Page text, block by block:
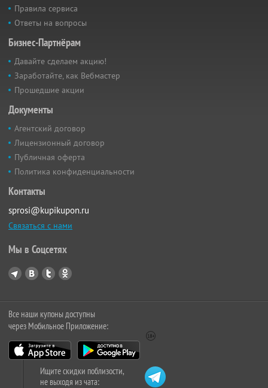
Правила сервиса
Ответы на вопросы
Бизнес-Партнёрам
Давайте сделаем акцию!
Заработайте, как Вебмастер
Прошедшие акции
Документы
Агентский договор
Лицензионный договор
Публичная оферта
Политика конфиденциальности
Контакты
sprosi@kupikupon.ru
Связаться с нами
Мы в Соцсетях
Все наши купоны доступны
через Мобильное Приложение:
Ищите скидки поблизости,
не выходя из чата: